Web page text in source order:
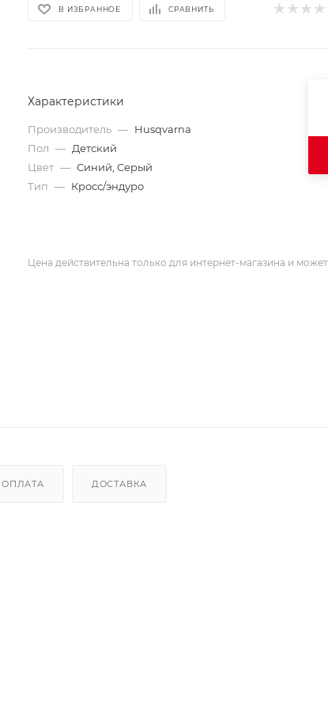
В ИЗБРАННОЕ СРАВНИТЬ
Характеристики
Производитель — Husqvarna
Пол — Детский
Цвет — Синий, Серый
Тип — Кросс/эндуро
Цена действительна только для интернет-магазина и
ОПЛАТА ДОСТАВКА